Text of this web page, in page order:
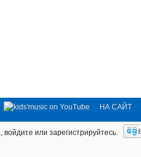
НА САЙТ
войдите или зарегистрируйтесь.